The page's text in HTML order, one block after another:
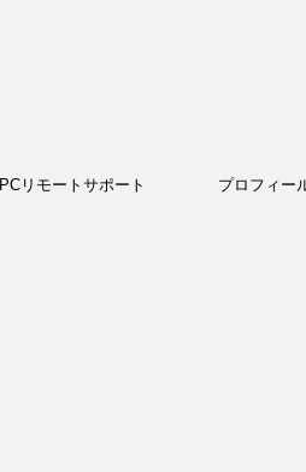
PCリモートサポート プロフィー